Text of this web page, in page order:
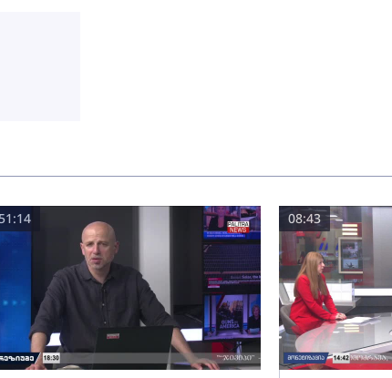
51:14 08:43